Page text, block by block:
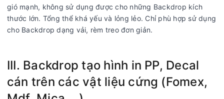
gió mạnh, không sử dụng được cho những Backdrop kích
thước lớn. Tổng thể khá yếu và lỏng lẻo. Chỉ phù hợp sử dụng
cho Backdrop dạng vải, rèm treo đơn giản.
III. Backdrop tạo hình in PP, Decal
cán trên các vật liệu cứng (Fomex,